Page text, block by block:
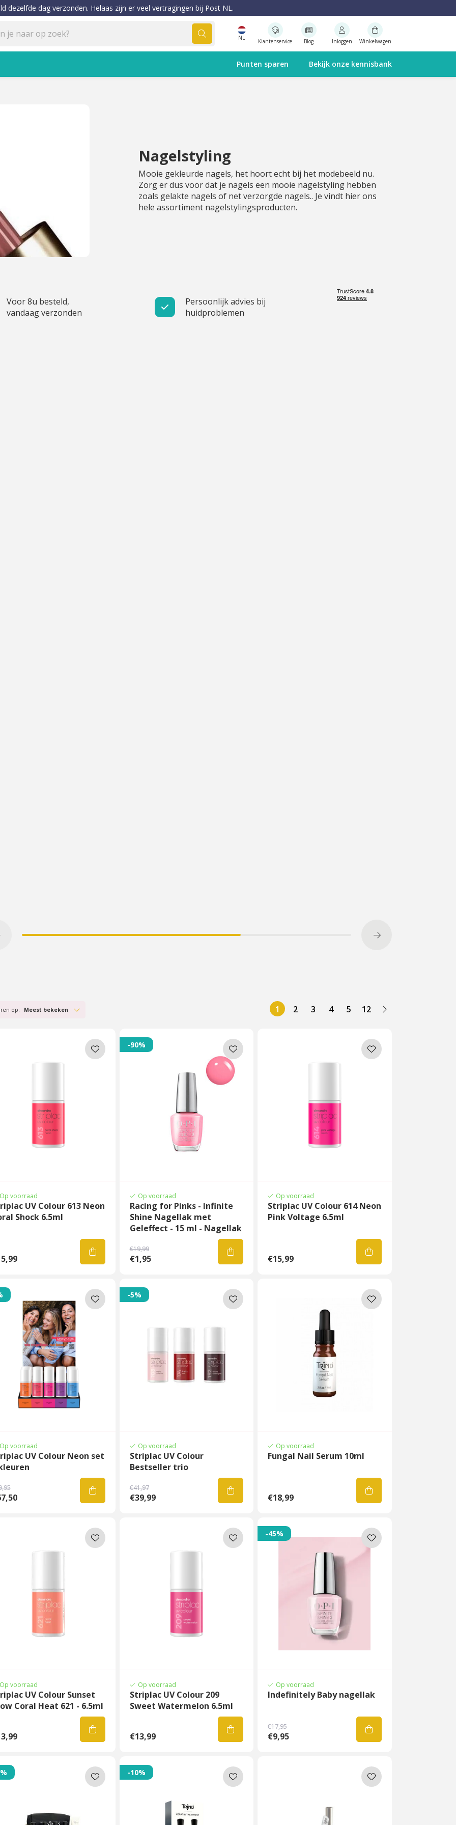
dezelfde dag verzonden. Helaas zijn er veel vertragingen bij Post NL.
NL Klantenservice Blog Inloggen Winkelwagen
Punten sparen Bekijk onze kennisbank
Nagelstyling
Mooie gekleurde nagels, het hoort echt bij het modebeeld nu.
Zorg er dus voor dat je nagels een mooie nagelstyling hebben
zoals gelakte nagels of net verzorgde nagels.. Je vindt hier ons
hele assortiment nagelstylingsproducten.
Voor 8u besteld,
vandaag verzonden
Persoonlijk advies bij
huidproblemen
op: Meest bekeken 1 2 3 4 5 12
Op voorraad
UV Colour 613 Neon
Shock 6.5ml
-90%
Op voorraad
Racing for Pinks - Infinite
Shine Nagellak met
Geleffect - 15 ml - Nagellak
€19,99
€1,95
Op voorraad
Striplac UV Colour 614 Neon
Pink Voltage 6.5ml
€15,99
Op voorraad
UV Colour Neon set
-5%
Op voorraad
Striplac UV Colour
Bestseller trio
€41,97
€39,99
Op voorraad
Fungal Nail Serum 10ml
€18,99
Op voorraad
UV Colour Sunset
Coral Heat 621 - 6.5ml
Op voorraad
Striplac UV Colour 209
Sweet Watermelon 6.5ml
€13,99
-45%
Op voorraad
Indefinitely Baby nagellak
€17,95
€9,95
-10%